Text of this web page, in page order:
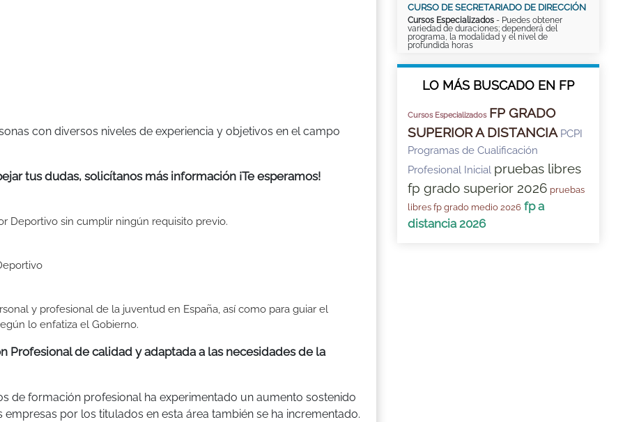
con diversos niveles de experiencia y objetivos en el campo
tus dudas, solicítanos más información ¡Te esperamos!
Deportivo sin cumplir ningún requisito previo.
y profesional de la juventud en España, así como para guiar el
lo enfatiza el Gobierno.
Profesional de calidad y adaptada a las necesidades de la
de formación profesional ha experimentado un aumento sostenido
por los titulados en esta área también se ha incrementado.
CURSO DE SECRETARIADO DE DIRECCIÓN
Cursos Especializados - Puedes obtener
variedad de duraciones; dependerá del
programa, la modalidad y el nivel de
profundida horas
LO MÁS BUSCADO EN FP
Cursos Especializados FP GRADO
SUPERIOR A DISTANCIA PCPI
Programas de Cualificación
Profesional Inicial pruebas libres
fp grado superior 2026 pruebas
libres fp grado medio 2026 fp a
distancia 2026